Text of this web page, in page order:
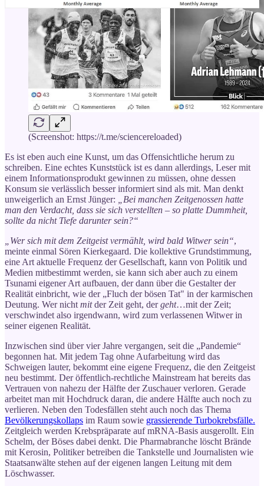
(Screenshot: https://t.me/sciencereloaded)
Es ist eben auch eine Kunst, um das Offensichtliche herum zu
schreiben. Eine echtes Kunststück ist es dann allerdings, Leser mit
einem Informationsprodukt gewinnen zu müssen, ohne dessen
Konsum sie verlässlich besser informiert sind als mit. Man denkt
unweigerlich an Ernst Jünger:
„Bei manchen Zeitgenossen hatte
man den Verdacht, dass sie sich verstellten – so platte Dummheit,
sollte da nicht Tiefe darunter sein?“
„Wer sich mit dem Zeitgeist vermählt, wird bald Witwer sein“,
meinte einmal Sören Kierkegaard. Die kollektive Grundstimmung,
eine Art aktuelle Frequenz der Gesellschaft, kann von Politik und
Medien mitbestimmt werden, sie kann sich aber auch zu einem
Tsunami eigener Art aufbauen, der dann über die Gestalter der
Realität einbricht, wie der „Fluch der bösen Tat" in der karmischen
Deutung. Wer nicht mitder Zeit geht, dergeht…mit der Zeit;
verschwindet also irgendwann, wird zum verlassenen Witwer in
seiner eigenen Realität.
Inzwischen sind über vier Jahre vergangen, seit die „Pandemie“
begonnen hat. Mit jedem Tag ohne Aufarbeitung wird das
Schweigen lauter, bekommt eine eigene Frequenz, die den Zeitgeist
neu bestimmt. Der öffentlich-rechtliche Mainstream hat bereits das
Vertrauen von nahezu der Hälfte der Zuschauer verloren. Gerade
arbeitet man mit Hochdruck daran, die andere Hälfte auch noch zu
verlieren. Neben den Todesfällen steht auch noch das Thema
Bevölkerungskollaps im Raum sowie grassierende Turbokrebsfälle.
Zeitgleich werden Krebspräparate auf mRNA-Basis ausgerollt. Ein
Schelm, der Böses dabei denkt. Die Pharmabranche löscht Brände
mit Kerosin, Politiker betreiben die Tankstelle und Journalisten wie
Staatsanwälte stehen auf der eigenen langen Leitung mit dem
Löschwasser.